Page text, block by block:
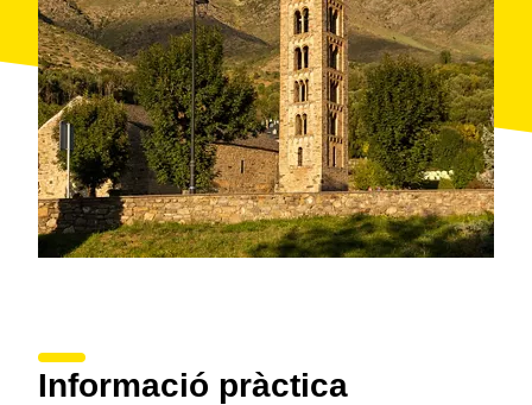
Informació pràctica